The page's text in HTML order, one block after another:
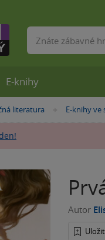
literatura »
E-knihy ve
Autor
E-knihy
Vyhledávání